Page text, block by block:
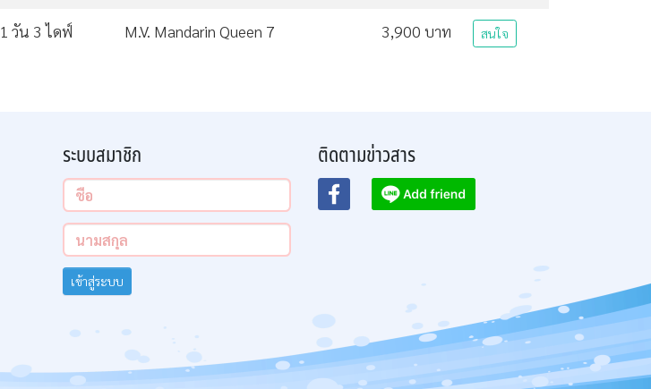
1 วัน 3 ไดฟ์ M.V. Mandarin Queen 7 3,900 บาท สนใจ
ระบบสมาชิก
เข้าสู่ระบบ
ติดตามข่าวสาร